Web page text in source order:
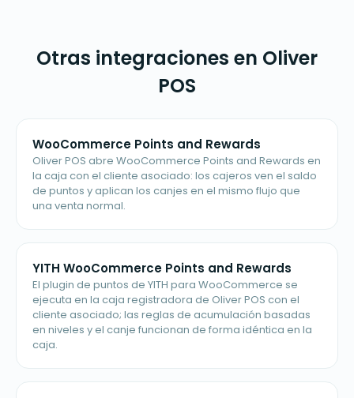
Otras integraciones en Oliver
POS
WooCommerce Points and Rewards
Oliver POS abre WooCommerce Points and Rewards en
la caja con el cliente asociado: los cajeros ven el saldo
de puntos y aplican los canjes en el mismo flujo que
una venta normal.
YITH WooCommerce Points and Rewards
El plugin de puntos de YITH para WooCommerce se
ejecuta en la caja registradora de Oliver POS con el
cliente asociado; las reglas de acumulación basadas
en niveles y el canje funcionan de forma idéntica en la
caja.